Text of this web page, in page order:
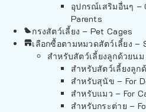
อุปกรณ์เสริมอื่นๆ –
Parents
กรงสัตว์เลี้ยง – Pet Cages
เลือกซื้อตามหมวดสัตว์เลี้ยง –
สำหรับสัตว์เลี้ยงลูกด้วยนม
สำหรับสัตว์เลี้ยงลูก
สำหรับสุนัข – For
สำหรับแมว – For
สำหรับกระต่าย –